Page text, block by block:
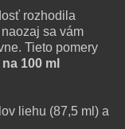
rozhodila
sa vám
Tieto pomery
100 ml
liehu (87,5 ml) a